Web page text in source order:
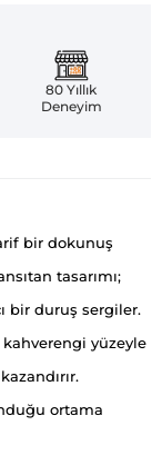
80 Yıllık
Deneyim
bir dokunuş
tasarımı;
bir duruş sergiler.
yüzeyle
ortama